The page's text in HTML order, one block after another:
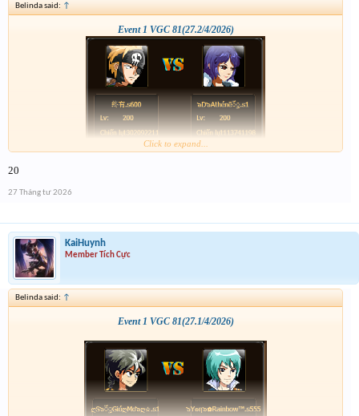
Belinda said: ↑
Event 1 VGC 81(27.2/4/2026)
Click to expand...
20
27 Tháng tư 2026
KaiHuynh
Member Tích Cực
Belinda said: ↑
Event 1 VGC 81(27.1/4/2026)